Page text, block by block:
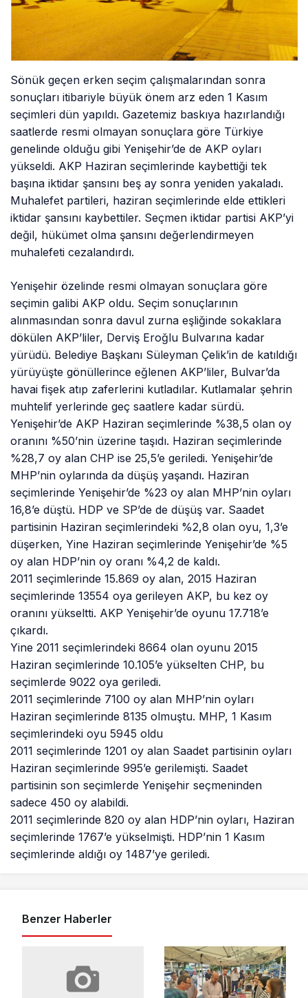
Sönük geçen erken seçim çalışmalarından sonra
sonuçları itibariyle büyük önem arz eden 1 Kasım
seçimleri dün yapıldı. Gazetemiz baskıya hazırlandığı
saatlerde resmi olmayan sonuçlara göre Türkiye
genelinde olduğu gibi Yenişehir’de de AKP oyları
yükseldi. AKP Haziran seçimlerinde kaybettiği tek
başına iktidar şansını beş ay sonra yeniden yakaladı.
Muhalefet partileri, haziran seçimlerinde elde ettikleri
iktidar şansını kaybettiler. Seçmen iktidar partisi AKP’yi
değil, hükümet olma şansını değerlendirmeyen
muhalefeti cezalandırdı.
Yenişehir özelinde resmi olmayan sonuçlara göre
seçimin galibi AKP oldu. Seçim sonuçlarının
alınmasından sonra davul zurna eşliğinde sokaklara
dökülen AKP’liler, Derviş Eroğlu Bulvarına kadar
yürüdü. Belediye Başkanı Süleyman Çelik’in de katıldığı
yürüyüşte gönüllerince eğlenen AKP’liler, Bulvar’da
havai fişek atıp zaferlerini kutladılar. Kutlamalar şehrin
muhtelif yerlerinde geç saatlere kadar sürdü.
Yenişehir’de AKP Haziran seçimlerinde %38,5 olan oy
oranını %50’nin üzerine taşıdı. Haziran seçimlerinde
%28,7 oy alan CHP ise 25,5’e geriledi. Yenişehir’de
MHP’nin oylarında da düşüş yaşandı. Haziran
seçimlerinde Yenişehir’de %23 oy alan MHP’nin oyları
16,8’e düştü. HDP ve SP’de de düşüş var. Saadet
partisinin Haziran seçimlerindeki %2,8 olan oyu, 1,3’e
düşerken, Yine Haziran seçimlerinde Yenişehir’de %5
oy alan HDP’nin oy oranı %4,2 de kaldı.
2011 seçimlerinde 15.869 oy alan, 2015 Haziran
seçimlerinde 13554 oya gerileyen AKP, bu kez oy
oranını yükseltti. AKP Yenişehir’de oyunu 17.718’e
çıkardı.
Yine 2011 seçimlerindeki 8664 olan oyunu 2015
Haziran seçimlerinde 10.105’e yükselten CHP, bu
seçimlerde 9022 oya geriledi.
2011 seçimlerinde 7100 oy alan MHP’nin oyları
Haziran seçimlerinde 8135 olmuştu. MHP, 1 Kasım
seçimlerindeki oyu 5945 oldu
2011 seçimlerinde 1201 oy alan Saadet partisinin oyları
Haziran seçimlerinde 995’e gerilemişti. Saadet
partisinin son seçimlerde Yenişehir seçmeninden
sadece 450 oy alabildi.
2011 seçimlerinde 820 oy alan HDP’nin oyları, Haziran
seçimlerinde 1767’e yükselmişti. HDP’nin 1 Kasım
seçimlerinde aldığı oy 1487’ye geriledi.
Benzer Haberler